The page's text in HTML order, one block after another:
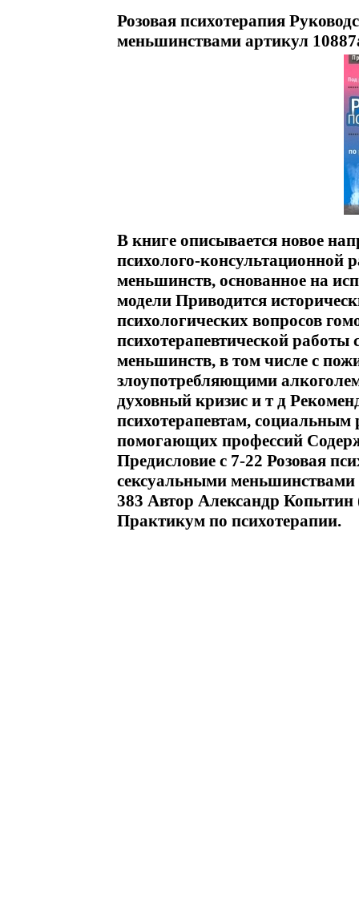
Розовая психотерапия
меньшинствами артикул
В книге описывается новое
психолого-консультационной
меньшинств, основанное на
модели Приводится
психологических вопросов
психотерапевтической работы
меньшинств, в том числе с
злоупотребляющими
духовный кризис и т д
психотерапевтам,
помогающих профессий
Предисловие c 7-22 Розовая
сексуальными
383 Автор Александр
Практикум по психотерапии.